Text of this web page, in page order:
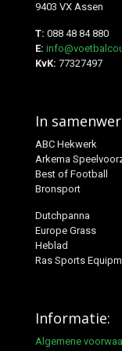
9403 VX Assen
T: 088 48 84 880
E:
KvK: 77327497
In
ABC Hekwerk
Arkema
Best of Football
Bronsport
Dutchpanna
Europe Grass
Heblad
Ras Sports
Informatie:
Algemene